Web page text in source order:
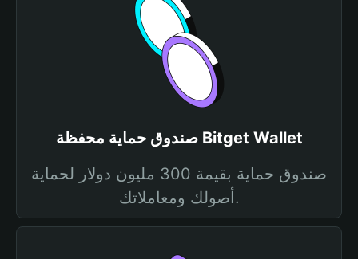
صندوق حماية محفظة Bitget Wallet
صندوق حماية بقيمة 300 مليون دولار لحماية
أصولك ومعاملاتك.